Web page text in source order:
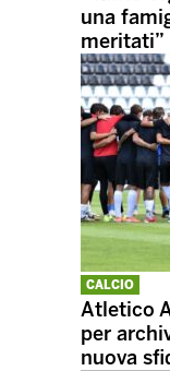
una
meritati”
CALCIO
Atletico
per
nuova